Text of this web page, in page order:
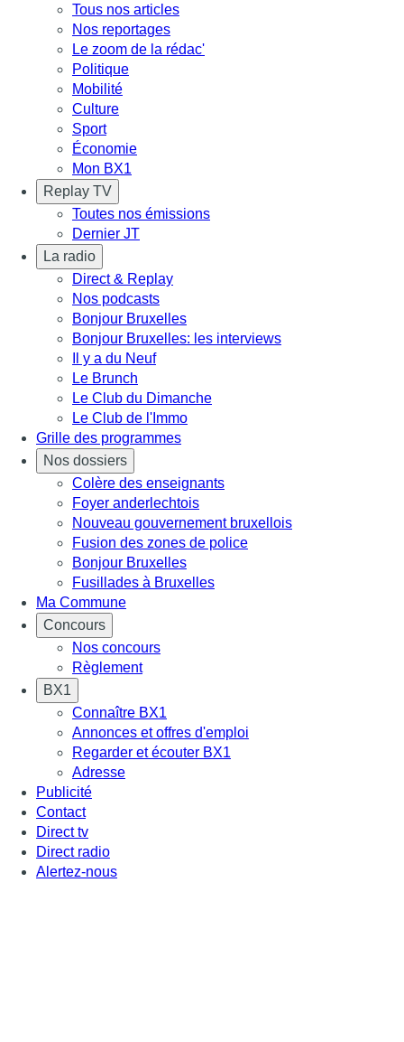
Tous nos articles
Nos reportages
Le zoom de la rédac'
Politique
Mobilité
Culture
Sport
Économie
Mon BX1
Replay TV
Toutes nos émissions
Dernier JT
La radio
Direct & Replay
Nos podcasts
Bonjour Bruxelles
Bonjour Bruxelles: les interviews
Il y a du Neuf
Le Brunch
Le Club du Dimanche
Le Club de l'Immo
Grille des programmes
Nos dossiers
Colère des enseignants
Foyer anderlechtois
Nouveau gouvernement bruxellois
Fusion des zones de police
Bonjour Bruxelles
Fusillades à Bruxelles
Ma Commune
Concours
Nos concours
Règlement
BX1
Connaître BX1
Annonces et offres d'emploi
Regarder et écouter BX1
Adresse
Publicité
Contact
Direct tv
Direct radio
Alertez-nous